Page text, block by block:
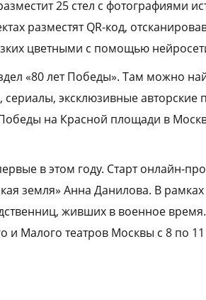
25 стел с фотографиями
разместят QR-код,
цветными с помощью
«80 лет Победы». Там можно
эксклюзивные авторские
на Красной площади в
в этом году. Старт онлайн-
земля» Анна Данилова. В
живших в военное
и Малого театров Москвы с 8 по